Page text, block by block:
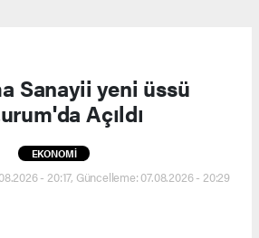
Sanayii yeni üssü
Açıldı
EKONOMİ
- 20:17, Güncelleme: 07.08.2026 - 20:29